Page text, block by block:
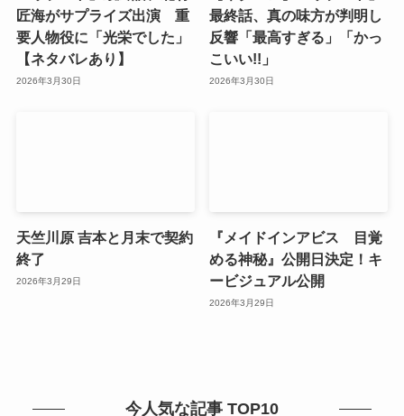
匠海がサプライズ出演 重
要人物役に「光栄でした」
【ネタバレあり】
2026年3月30日
最終話、真の味方が判明し
反響「最高すぎる」「かっ
こいい!!」
2026年3月30日
天竺川原 吉本と月末で契約
終了
2026年3月29日
『メイドインアビス 目覚
める神秘』公開日決定！キ
ービジュアル公開
2026年3月29日
今人気な記事 TOP10